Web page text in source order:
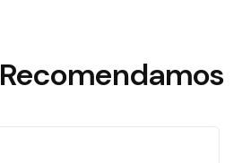
Recomendamos